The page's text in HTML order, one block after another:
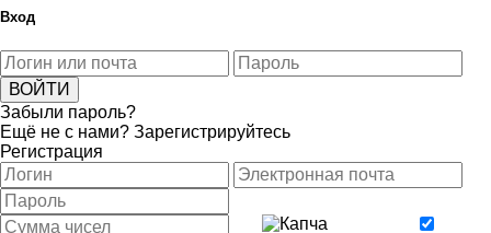
Вход
Забыли пароль?
Ещё не с нами? Зарегистрируйтесь
Регистрация